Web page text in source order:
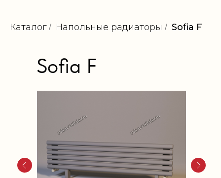
Каталог / Напольные радиаторы / Sofia F
Sofia F